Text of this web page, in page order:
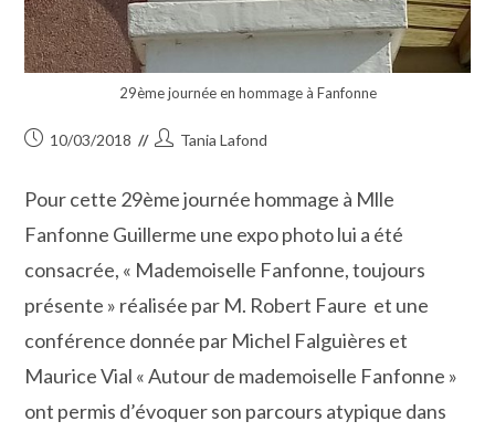
29ème journée en hommage à Fanfonne
Publication
10/03/2018
Auteur/autrice
publication :
Tania Lafond
Pour cette 29ème journée hommage à Mlle
Fanfonne Guillerme une expo photo lui a été
consacrée, « Mademoiselle Fanfonne, toujours
présente » réalisée par M. Robert Faure et une
conférence donnée par Michel Falguières et
Maurice Vial « Autour de mademoiselle Fanfonne »
ont permis d’évoquer son parcours atypique dans